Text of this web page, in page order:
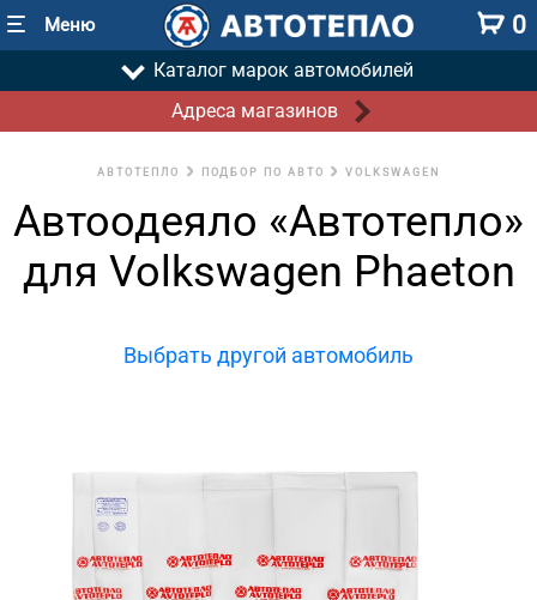
Меню 0
Каталог марок автомобилей
Адреса магазинов
АВТОТЕПЛО ПОДБОР ПО АВТО VOLKSWAGEN
Автоодеяло «Автотепло»
для Volkswagen Phaeton
Выбрать другой автомобиль